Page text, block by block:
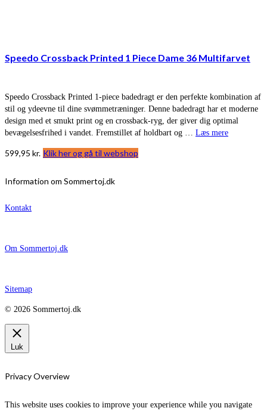
Speedo Crossback Printed 1 Piece Dame 36 Multifarvet
Speedo Crossback Printed 1-piece badedragt er den perfekte kombination af
stil og ydeevne til dine svømmetræninger. Denne badedragt har et moderne
design med et smukt print og en crossback-ryg, der giver dig optimal
bevægelsesfrihed i vandet. Fremstillet af holdbart og … Læs mere
599,95 kr. Klik her og gå til webshop
Information om Sommertoj.dk
Kontakt
Om Sommertoj.dk
Sitemap
© 2026 Sommertoj.dk
Luk
Privacy Overview
This website uses cookies to improve your experience while you navigate